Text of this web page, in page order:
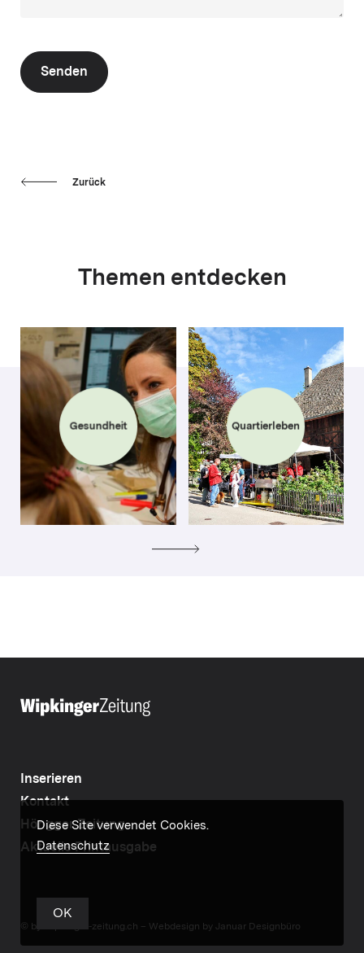
Senden
Zurück
Themen entdecken
Gesundheit Quartierleben
Inserieren
Kontakt
Höngger Zeitung
Aktuelle Printausgabe
© by wipkinger-zeitung.ch – Webdesign by Januar Designbüro
Diese Site verwendet Cookies.
Datenschutz
OK